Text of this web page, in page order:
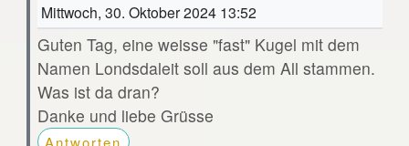
Mittwoch, 30. Oktober 2024 13:52
Guten Tag, eine weisse "fast" Kugel mit dem
Namen Londsdaleit soll aus dem All stammen.
Was ist da dran?
Danke und liebe Grüsse
Antworten